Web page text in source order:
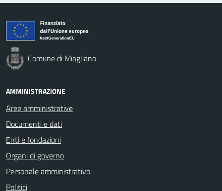
Comune di Miagliano
AMMINISTRAZIONE
Aree amministrative
Documenti e dati
Enti e fondazioni
Organi di governo
Personale amministrativo
Politici